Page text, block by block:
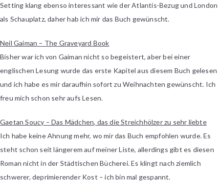
Setting klang ebenso interessant wie der Atlantis-Bezug und London
als Schauplatz, daher hab ich mir das Buch gewünscht.
Neil Gaiman – The Graveyard Book
Bisher war ich von Gaiman nicht so begeistert, aber bei einer
englischen Lesung wurde das erste Kapitel aus diesem Buch gelesen
und ich habe es mir daraufhin sofort zu Weihnachten gewünscht. Ich
freu mich schon sehr aufs Lesen.
Gaetan Soucy – Das Mädchen, das die Streichhölzer zu sehr liebte
Ich habe keine Ahnung mehr, wo mir das Buch empfohlen wurde. Es
steht schon seit längerem auf meiner Liste, allerdings gibt es diesen
Roman nicht in der Städtischen Bücherei. Es klingt nach ziemlich
schwerer, deprimierender Kost – ich bin mal gespannt.